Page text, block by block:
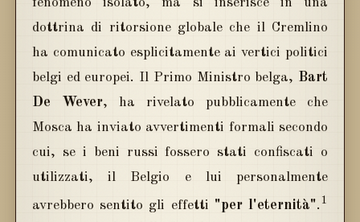
dottrina di ritorsione globale che il Cremlino
ha comunicato esplicitamente ai vertici politici
belgi ed europei. Il Primo Ministro belga, Bart
De Wever, ha rivelato pubblicamente che
Mosca ha inviato avvertimenti formali secondo
cui, se i beni russi fossero stati confiscati o
utilizzati, il Belgio e lui personalmente
avrebbero sentito gli effetti "per l'eternità". 1